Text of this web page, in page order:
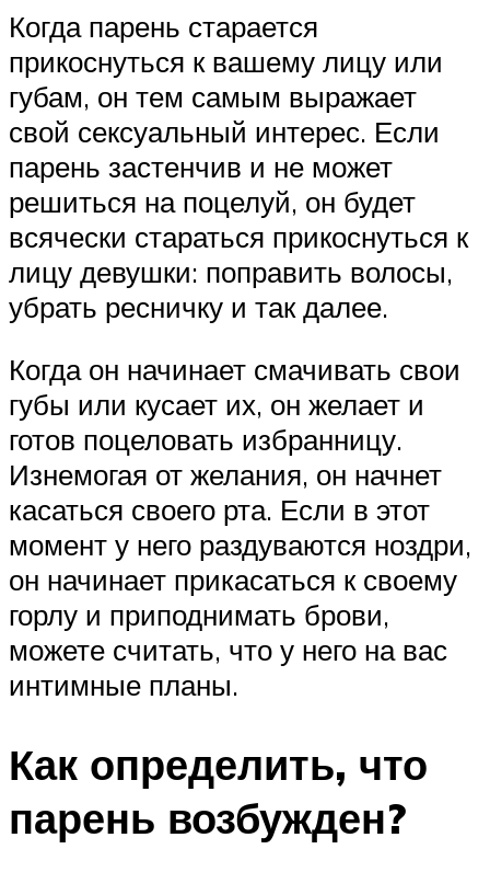
Когда парень старается
прикоснуться к вашему лицу или
губам, он тем самым выражает
свой сексуальный интерес. Если
парень застенчив и не может
решиться на поцелуй, он будет
всячески стараться прикоснуться к
лицу девушки: поправить волосы,
убрать ресничку и так далее.
Когда он начинает смачивать свои
губы или кусает их, он желает и
готов поцеловать избранницу.
Изнемогая от желания, он начнет
касаться своего рта. Если в этот
момент у него раздуваются ноздри,
он начинает прикасаться к своему
горлу и приподнимать брови,
можете считать, что у него на вас
интимные планы.
Как определить, что
парень возбужден?